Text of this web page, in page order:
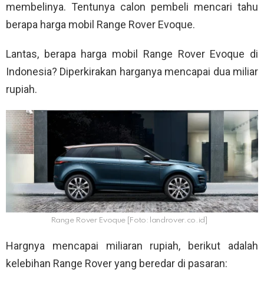
membelinya. Tentunya calon pembeli mencari tahu
berapa harga mobil Range Rover Evoque.
Lantas, berapa harga mobil Range Rover Evoque di
Indonesia? Diperkirakan harganya mencapai dua miliar
rupiah.
Range Rover Evoque [Foto: landrover.co.id]
Hargnya mencapai miliaran rupiah, berikut adalah
kelebihan Range Rover yang beredar di pasaran: